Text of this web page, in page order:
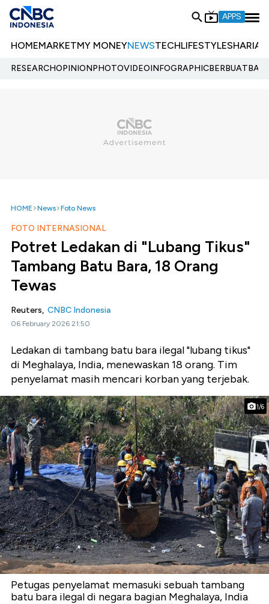
APPS
HOMEMARKETMY MONEYNEWSTECHLIFESTYLESHARIA
RESEARCHOPINIONPHOTOVIDEOINFOGRAPHIC
HOME News Foto News
FOTO INTERNASIONAL
Potret Ledakan di "Lubang Tikus"
Tambang Batu Bara, 18 Orang
Tewas
Reuters, CNBC Indonesia
06 February 2026 21:50
Ledakan di tambang batu bara ilegal "lubang tikus"
di Meghalaya, India, menewaskan 18 orang. Tim
penyelamat masih mencari korban yang terjebak.
1/6
Petugas penyelamat memasuki sebuah tambang
batu bara ilegal di negara bagian Meghalaya, India